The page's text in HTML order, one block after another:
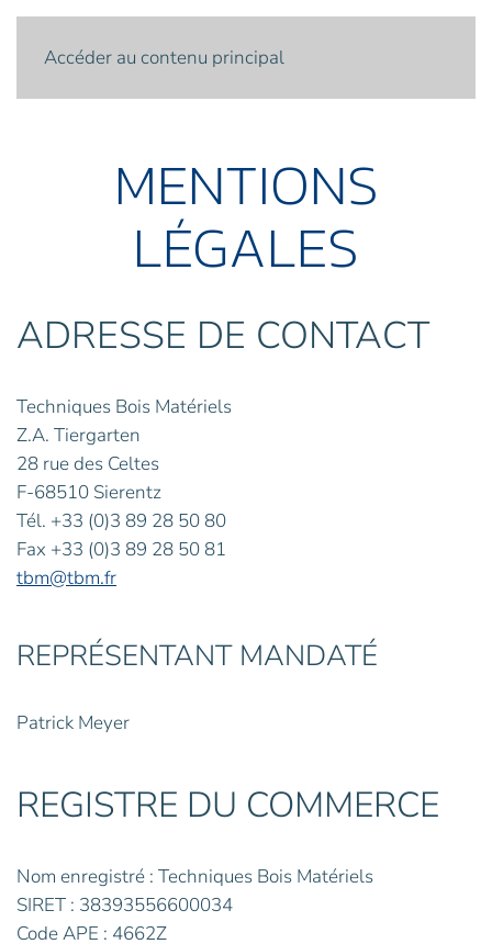
Accéder au contenu principal
Menu
MENTIONS
LÉGALES
ADRESSE DE CONTACT
Techniques Bois Matériels
Z.A. Tiergarten
28 rue des Celtes
F-68510 Sierentz
Tél. +33 (0)3 89 28 50 80
Fax +33 (0)3 89 28 50 81
tbm@tbm.fr
REPRÉSENTANT MANDATÉ
Patrick Meyer
REGISTRE DU COMMERCE
Nom enregistré : Techniques Bois Matériels
SIRET : 38393556600034
Code APE : 4662Z